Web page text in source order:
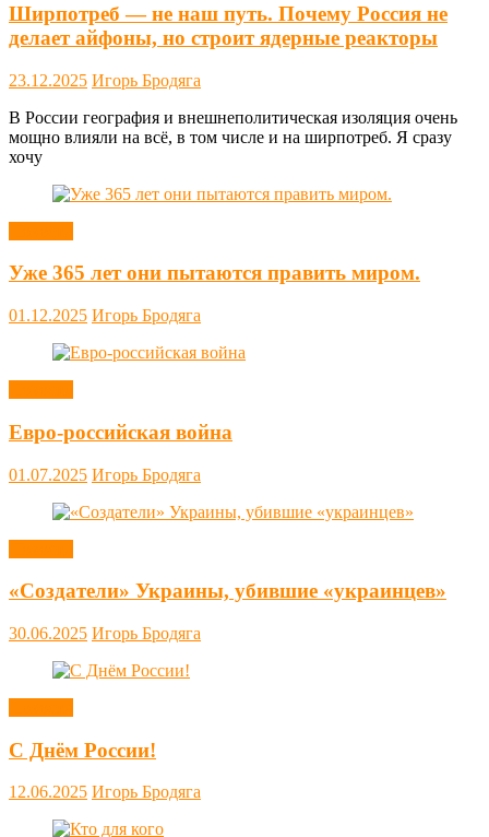
Ширпотреб — не наш путь. Почему Россия не
делает айфоны, но строит ядерные реакторы
23.12.2025 Игорь Бродяга
В России география и внешнеполитическая изоляция очень
мощно влияли на всё, в том числе и на ширпотреб. Я сразу
хочу
Уже 365 лет они пытаются править миром.
01.12.2025 Игорь Бродяга
Евро-российская война
01.07.2025 Игорь Бродяга
«Создатели» Украины, убившие «украинцев»
30.06.2025 Игорь Бродяга
С Днём России!
12.06.2025 Игорь Бродяга